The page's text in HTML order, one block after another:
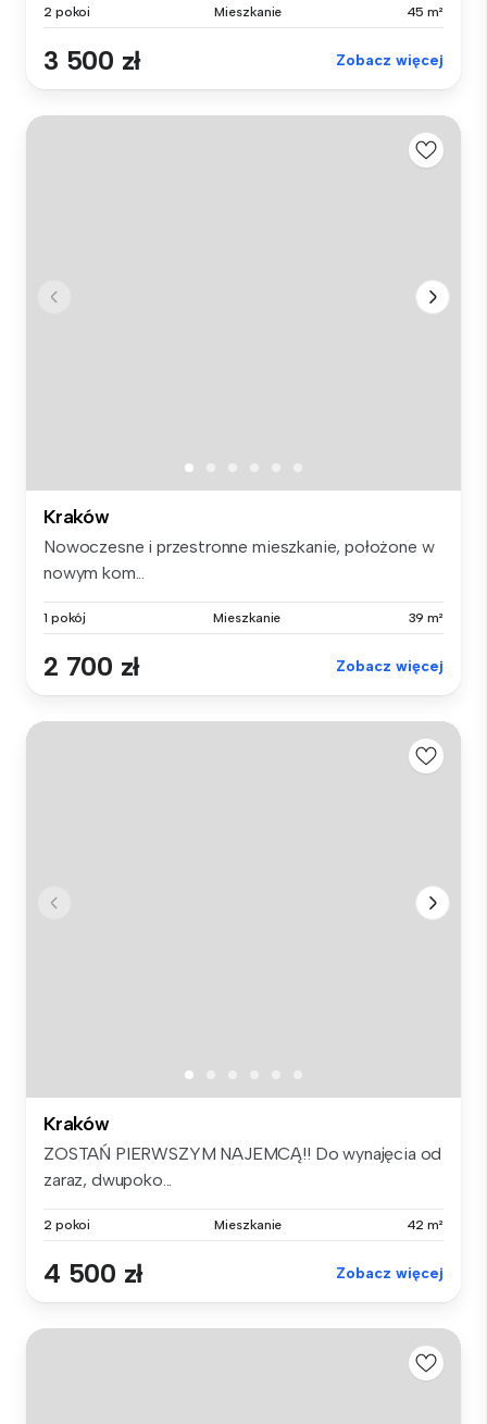
2 pokoi Mieszkanie 45 m²
3 500 zł Zobacz więcej
Kraków
Nowoczesne i przestronne mieszkanie, położone w
nowym kom...
1 pokój Mieszkanie 39 m²
2 700 zł Zobacz więcej
Kraków
ZOSTAŃ PIERWSZYM NAJEMCĄ!! Do wynajęcia od
zaraz, dwupoko...
2 pokoi Mieszkanie 42 m²
4 500 zł Zobacz więcej